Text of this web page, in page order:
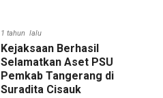
1 tahun lalu
Kejaksaan Berhasil
Selamatkan Aset PSU
Pemkab Tangerang di
Suradita Cisauk